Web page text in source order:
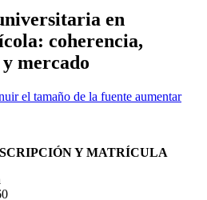
en
coherencia,
mercado
el tamaño de la fuente aumentar
Y MATRÍCULA